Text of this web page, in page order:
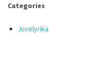
Categories
Juvelyrika